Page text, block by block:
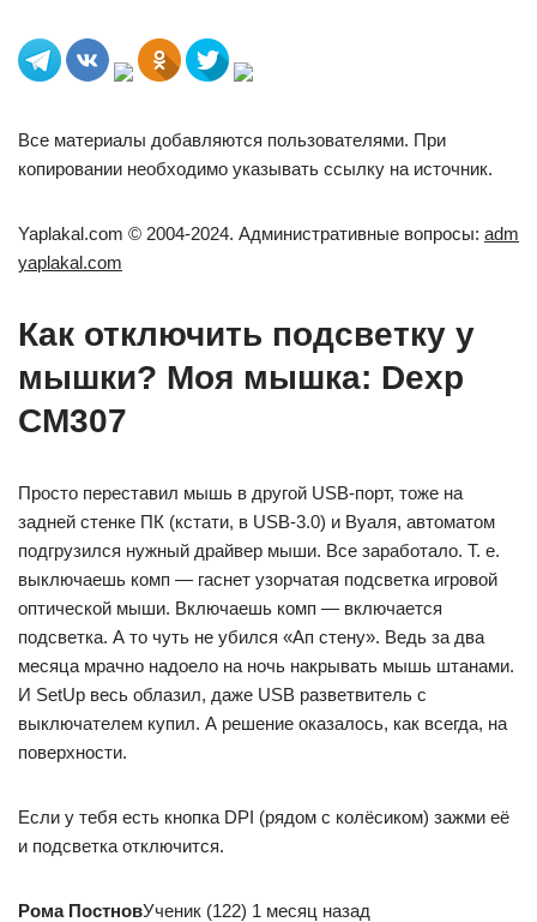
Все материалы добавляются пользователями. При
копировании необходимо указывать ссылку на источник.
Yaplakal.com © 2004-2024. Административные вопросы: adm
yaplakal.com
Как отключить подсветку у
мышки? Моя мышка: Dexp
CM307
Просто переставил мышь в другой USB-порт, тоже на
задней стенке ПК (кстати, в USB-3.0) и Вуаля, автоматом
подгрузился нужный драйвер мыши. Все заработало. Т. е.
выключаешь комп — гаснет узорчатая подсветка игровой
оптической мыши. Включаешь комп — включается
подсветка. А то чуть не убился «Ап стену». Ведь за два
месяца мрачно надоело на ночь накрывать мышь штанами.
И SetUp весь облазил, даже USB разветвитель с
выключателем купил. А решение оказалось, как всегда, на
поверхности.
Если у тебя есть кнопка DPI (рядом с колёсиком) зажми её
и подсветка отключится.
Рома ПостновУченик (122) 1 месяц назад